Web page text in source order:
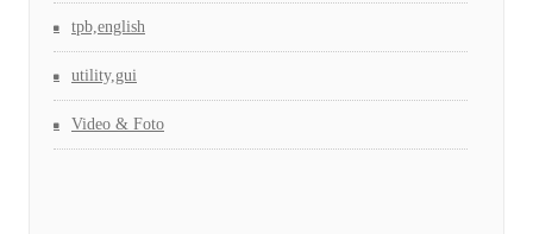
tpb,english
utility,gui
Video & Foto